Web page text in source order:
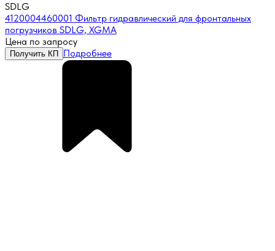
SDLG
4120004460001 Фильтр гидравлический для фронтальных
погрузчиков SDLG, XGMA
Цена по запросу
Получить КП Подробнее